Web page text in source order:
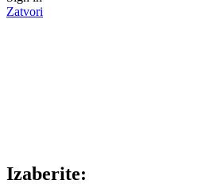
Zatvori
Izaberite: